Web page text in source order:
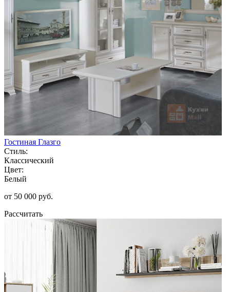
Гостиная Глазго
Стиль:
Классический
Цвет:
Белый
от 50 000 руб.
Рассчитать